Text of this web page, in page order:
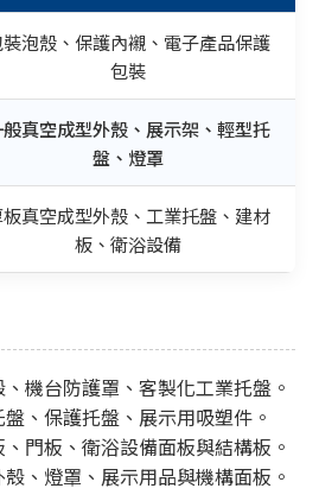
泡殼、保護內襯、電子產品保護
包裝
般真空成型外殼、展示架、輕型托
盤、燈罩
板真空成型外殼、工業托盤、建材
板、衛浴設備
機台防護罩、客製化工業托盤。
、保護托盤、展示用吸塑件。
、門板、衛浴設備面板與結構板。
、燈罩、展示用品與機構面板。